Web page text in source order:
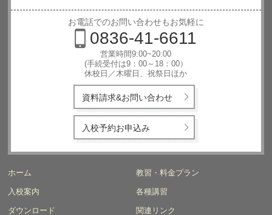
西日本自動
車学校
お電話でのお問い合わせもお気軽に
0836-41-6611
営業時間9:00~20:00
(手続受付は9：00～18：00）
休校日／木曜日、祝祭日ほか
資料請求&お問い合わせ
入校予約お申込み
ホーム 教習・料金プラン
入校案内 各種講習
ダウンロード 関連リンク